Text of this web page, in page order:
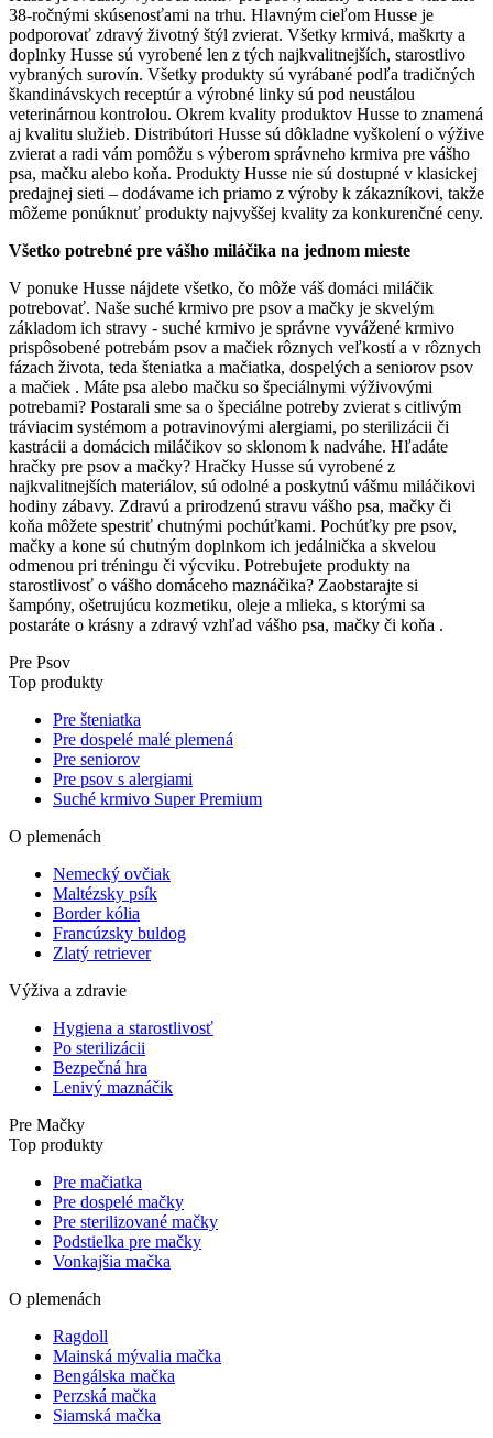
38-ročnými skúsenosťami na trhu. Hlavným cieľom Husse je
podporovať zdravý životný štýl zvierat. Všetky krmivá, maškrty a
doplnky Husse sú vyrobené len z tých najkvalitnejších, starostlivo
vybraných surovín. Všetky produkty sú vyrábané podľa tradičných
škandinávskych receptúr a výrobné linky sú pod neustálou
veterinárnou kontrolou. Okrem kvality produktov Husse to znamená
aj kvalitu služieb. Distribútori Husse sú dôkladne vyškolení o výžive
zvierat a radi vám pomôžu s výberom správneho krmiva pre vášho
psa, mačku alebo koňa. Produkty Husse nie sú dostupné v klasickej
predajnej sieti – dodávame ich priamo z výroby k zákazníkovi, takže
môžeme ponúknuť produkty najvyššej kvality za konkurenčné ceny.
Všetko potrebné pre vášho miláčika na jednom mieste
V ponuke Husse nájdete všetko, čo môže váš domáci miláčik
potrebovať. Naše suché krmivo pre psov a mačky je skvelým
základom ich stravy - suché krmivo je správne vyvážené krmivo
prispôsobené potrebám psov a mačiek rôznych veľkostí a v rôznych
fázach života, teda šteniatka a mačiatka, dospelých a seniorov psov
a mačiek . Máte psa alebo mačku so špeciálnymi výživovými
potrebami? Postarali sme sa o špeciálne potreby zvierat s citlivým
tráviacim systémom a potravinovými alergiami, po sterilizácii či
kastrácii a domácich miláčikov so sklonom k nadváhe. Hľadáte
hračky pre psov a mačky? Hračky Husse sú vyrobené z
najkvalitnejších materiálov, sú odolné a poskytnú vášmu miláčikovi
hodiny zábavy. Zdravú a prirodzenú stravu vášho psa, mačky či
koňa môžete spestriť chutnými pochúťkami. Pochúťky pre psov,
mačky a kone sú chutným doplnkom ich jedálnička a skvelou
odmenou pri tréningu či výcviku. Potrebujete produkty na
starostlivosť o vášho domáceho maznáčika? Zaobstarajte si
šampóny, ošetrujúcu kozmetiku, oleje a mlieka, s ktorými sa
postaráte o krásny a zdravý vzhľad vášho psa, mačky či koňa .
Pre Psov
Top produkty
Pre šteniatka
Pre dospelé malé plemená
Pre seniorov
Pre psov s alergiami
Suché krmivo Super Premium
O plemenách
Nemecký ovčiak
Maltézsky psík
Border kólia
Francúzsky buldog
Zlatý retriever
Výživa a zdravie
Hygiena a starostlivosť
Po sterilizácii
Bezpečná hra
Lenivý maznáčik
Pre Mačky
Top produkty
Pre mačiatka
Pre dospelé mačky
Pre sterilizované mačky
Podstielka pre mačky
Vonkajšia mačka
O plemenách
Ragdoll
Mainská mývalia mačka
Bengálska mačka
Perzská mačka
Siamská mačka